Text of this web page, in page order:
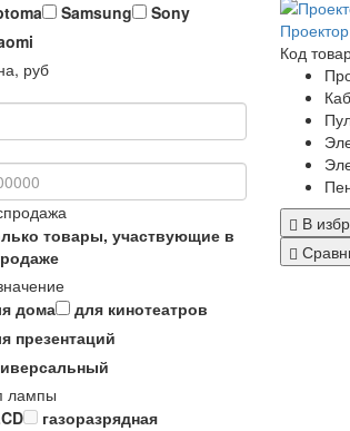
Samsung
Sony
руб
товары, участвующие в
дома
для кинотеатров
презентаций
лампы
газоразрядная
Код
В